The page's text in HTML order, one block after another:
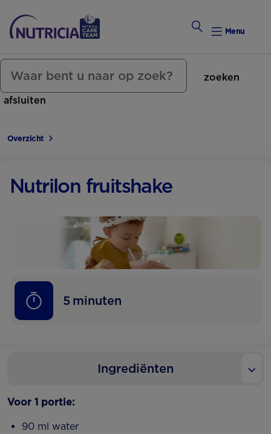
Zwanger Worden
Menu
zoeken
afsluiten
Overzicht
Nutrilon fruitshake
5 minuten
Ingrediënten
Voor 1 portie:
90 ml water